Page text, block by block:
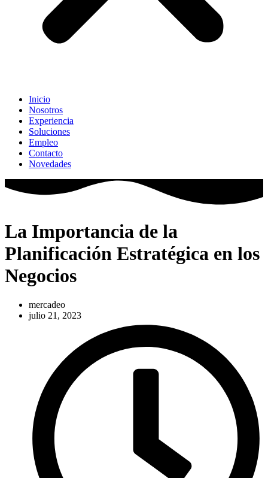
Inicio
Nosotros
Experiencia
Soluciones
Empleo
Contacto
Novedades
La Importancia de la
Planificación Estratégica en los
Negocios
mercadeo
julio 21, 2023